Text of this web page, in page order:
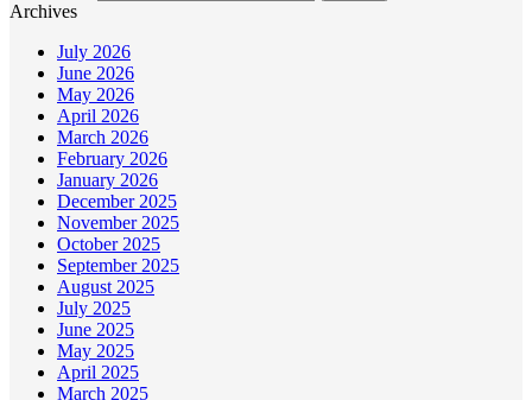
Archives
July 2026
June 2026
May 2026
April 2026
March 2026
February 2026
January 2026
December 2025
November 2025
October 2025
September 2025
August 2025
July 2025
June 2025
May 2025
April 2025
March 2025